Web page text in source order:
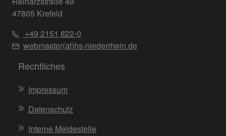
47805 Krefeld
+49 2151 822-0
webmaster(at)hs-niederrhein.de
Rechtliches
Impressum
Datenschutz
Interne Meldestelle